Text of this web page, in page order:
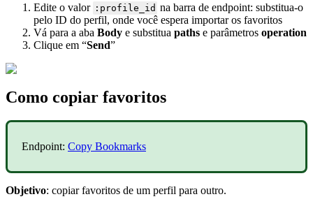
Edite o valor :profile_id na barra de endpoint: substitua-o
pelo ID do perfil, onde você espera importar os favoritos
Vá para a aba Body e substitua paths e parâmetros operation
Clique em “Send”
Como copiar favoritos
Endpoint: Copy Bookmarks
Objetivo: copiar favoritos de um perfil para outro.